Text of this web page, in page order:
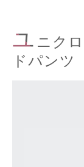
ユ ニク
ドパンツ